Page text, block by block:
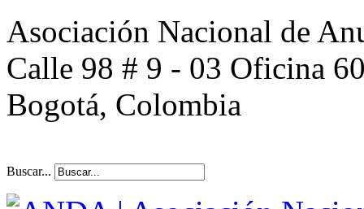
Asociación Nacional de
Calle 98 # 9 - 03 Oficina
Bogotá, Colombia
Buscar...